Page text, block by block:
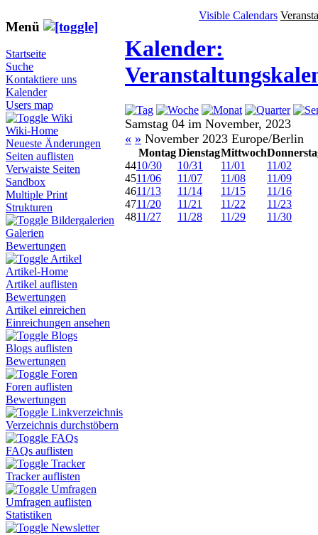
Menü
Startseite
Suche
Kontaktiere uns
Kalender
Users map
Wiki
Wiki-Home
Neueste Änderungen
Seiten auflisten
Verwaiste Seiten
Sandbox
Multiple Print
Strukturen
Bildergalerien
Galerien
Bewertungen
Artikel
Artikel-Home
Artikel auflisten
Bewertungen
Artikel einreichen
Einreichungen ansehen
Blogs
Blogs auflisten
Bewertungen
Foren
Foren auflisten
Bewertungen
Linkverzeichnis
Verzeichnis durchstöbern
FAQs
FAQs auflisten
Tracker
Tracker auflisten
Umfragen
Umfragen auflisten
Statistiken
Newsletter
Visible Calendars
Kalender:
Samstag 04 im November, 2023
« » November 2023 Europe/Berlin
Montag DienstagMittwoch
4410/30 10/31 11/01
11/02
4511/06 11/07 11/08
11/09
4611/13 11/14 11/15
11/16
4711/20 11/21 11/22
11/23
4811/27 11/28 11/29 11/30